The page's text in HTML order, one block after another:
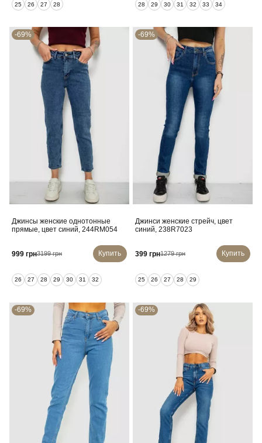
25 26 27 28 28 29 30 31 32 33 34
-69%
Джинсы женские однотонные
прямые, цвет синий, 244RM054
999 грн3199 грн Купить
26 27 28 29 30 31 32
-69%
Джинси женские стрейч, цвет
синий, 238R7023
399 грн1279 грн Купить
25 26 27 28 29
-69% -69%